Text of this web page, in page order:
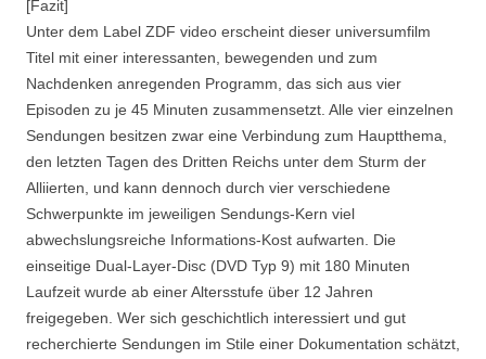
[Fazit]
Unter dem Label ZDF video erscheint dieser universumfilm
Titel mit einer interessanten, bewegenden und zum
Nachdenken anregenden Programm, das sich aus vier
Episoden zu je 45 Minuten zusammensetzt. Alle vier einzelnen
Sendungen besitzen zwar eine Verbindung zum Hauptthema,
den letzten Tagen des Dritten Reichs unter dem Sturm der
Alliierten, und kann dennoch durch vier verschiedene
Schwerpunkte im jeweiligen Sendungs-Kern viel
abwechslungsreiche Informations-Kost aufwarten. Die
einseitige Dual-Layer-Disc (DVD Typ 9) mit 180 Minuten
Laufzeit wurde ab einer Altersstufe über 12 Jahren
freigegeben. Wer sich geschichtlich interessiert und gut
recherchierte Sendungen im Stile einer Dokumentation schätzt,